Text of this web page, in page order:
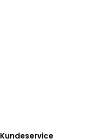
Kundeservice